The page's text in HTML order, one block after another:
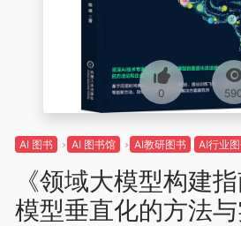
0
AI 图书 AI 图书馆 AI教研图书 AI行业
《领域大模型构建
模型垂直化的方法与